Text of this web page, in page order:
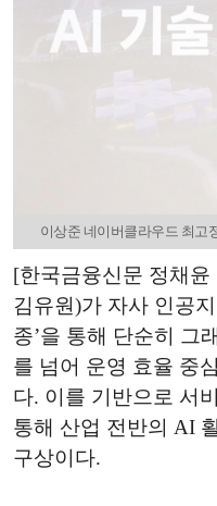
이상준 네이버클라우드 최고
[한국금융신문 정채
김유원)가 자사 인공
종’을 통해 단순히 그
를 넘어 운영 효율 중
다. 이를 기반으로 서
통해 산업 전반의 AI
구상이다.